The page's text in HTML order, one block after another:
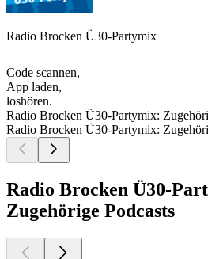
Radio Brocken Ü30-Partymix
Code scannen,
App laden,
loshören.
Radio Brocken Ü30-Partymix:
Radio Brocken Ü30-Partymix:
Radio Brocken Ü30-
Zugehörige Podcasts